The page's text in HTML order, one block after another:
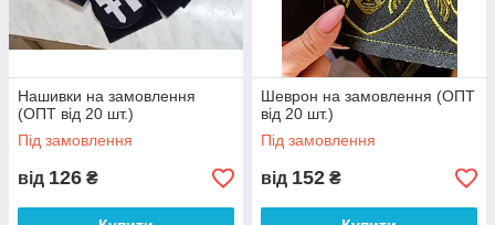
Нашивки на замовлення
(ОПТ від 20 шт.)
Під замовлення
від 126 ₴
Шеврон на замовлення (ОПТ
від 20 шт.)
Під замовлення
від 152 ₴